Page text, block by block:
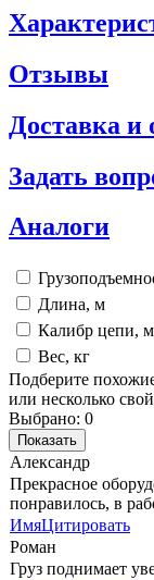
Отзывы
Доставка и
Задать
Аналоги
Длина, м
Калибр цепи,
Вес, кг
Подберите
или несколько
Выбрано: 0
Показать
Александр
Прекрасное
понравилось, в
ИмяЦитировать
Роман
Груз поднимает